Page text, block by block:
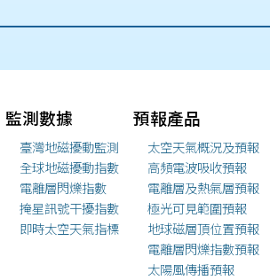
監測數據
臺灣地磁擾動監測
全球地磁擾動指數
電離層閃爍指數
掩星訊號干擾指數
即時太空天氣指標
預報產品
太空天氣概況及預報
高頻電波吸收預報
電離層及熱氣層預報
極光可見範圍預報
地球磁層頂位置預報
電離層閃爍指數預報
太陽風傳播預報